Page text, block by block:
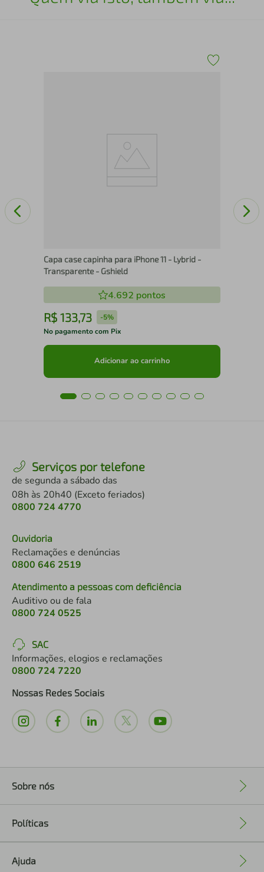
Capa case capinha para iPhone 11 - Lybrid -
Transparente - Gshield
4.692 pontos
R$ 133,73 -5%
No pagamento com Pix
Adicionar ao carrinho
Serviços por telefone
de segunda a sábado das
08h às 20h40 (Exceto feriados)
0800 724 4770
Ouvidoria
Reclamações e denúncias
0800 646 2519
Atendimento a pessoas com deficiência
Auditivo ou de fala
0800 724 0525
SAC
Informações, elogios e reclamações
0800 724 7220
Nossas Redes Sociais
Sobre nós
Políticas
Ajuda